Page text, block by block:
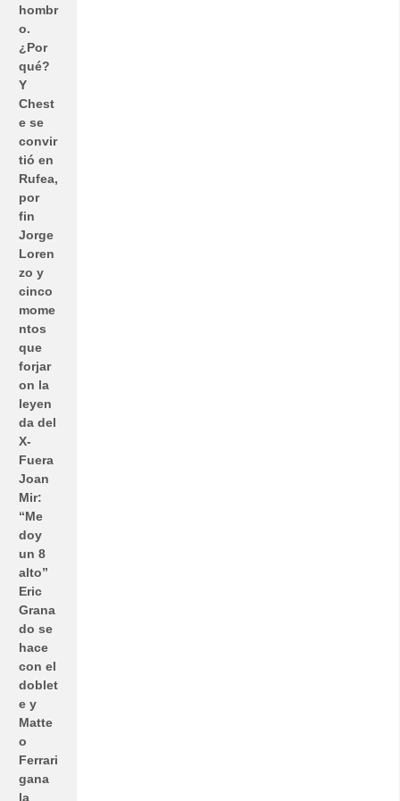
hombr
o.
¿Por
qué?
Y
Chest
e se
convir
tió en
Rufea,
por
fin
Jorge
Loren
zo y
cinco
mome
ntos
que
forjar
on la
leyen
da del
X-
Fuera
Joan
Mir:
“Me
doy
un 8
alto”
Eric
Grana
do se
hace
con el
doblet
e y
Matte
o
Ferrari
gana
la